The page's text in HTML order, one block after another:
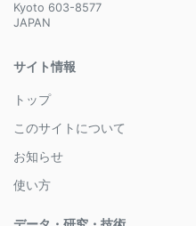
Kyoto 603-8577
JAPAN
サイト情報
トップ
このサイトについて
お知らせ
使い方